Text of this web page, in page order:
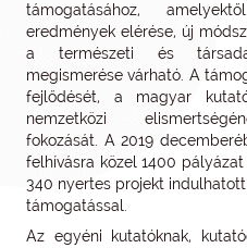
támogatásához,
eredmények elérése, új
a természeti és
megismerése várható. A
fejlődését, a magyar
nemzetközi
fokozását. A 2019
felhívásra közel 1400
340 nyertes projekt
támogatással.
Az egyéni kutatóknak,